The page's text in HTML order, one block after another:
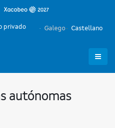
Galego Castellano
privado
autónomas